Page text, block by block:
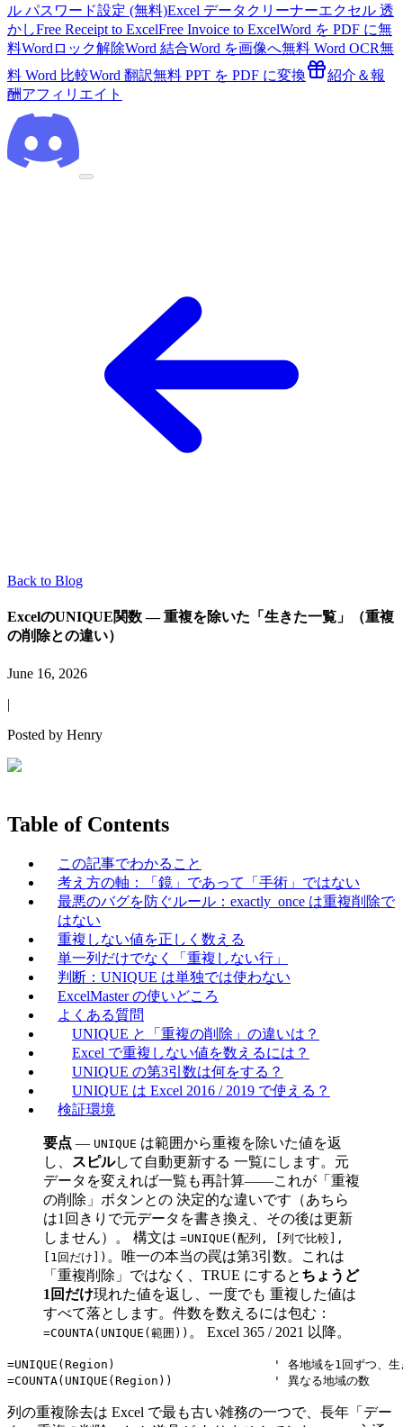
ル パスワード設定 (無料)Excel データクリーナーエクセル 透
かしFree Receipt to ExcelFree Invoice to ExcelWord を PDF に無
料Wordロック解除Word 結合Word を画像へ無料 Word OCR無
料 Word 比較Word 翻訳無料 PPT を PDF に変換
紹介＆報
酬アフィリエイト
Back to Blog
ExcelのUNIQUE関数 — 重複を除いた「生きた一覧」（重複
の削除との違い）
June 16, 2026
|
Posted by Henry
Table of Contents
この記事でわかること
考え方の軸：「鏡」であって「手術」ではない
最悪のバグを防ぐルール：exactly_once は重複削除で
はない
重複しない値を正しく数える
単一列だけでなく「重複しない行」
判断：UNIQUE は単独では使わない
ExcelMaster の使いどころ
よくある質問
UNIQUE と「重複の削除」の違いは？
Excel で重複しない値を数えるには？
UNIQUE の第3引数は何をする？
UNIQUE は Excel 2016 / 2019 で使える？
検証環境
要点 — UNIQUE は範囲から重複を除いた値を返
し、
スピルして自動更新する 一覧にします。元
データを変えれば一覧も再計算——これが「重複
の削除」ボタンとの 決定的な違いです（あちら
は1回きりで元データを書き換え、その後は更新
しません）。 構文は =UNIQUE(配列, [列で比較],
[1回だけ]) 。唯一の本当の罠は第3引数。これは
「重複削除」ではなく、TRUE にすると ちょうど
1回だけ現れた値を返し、一度でも 重複した値は
すべて落とします。件数を数えるには包む：
=COUNTA(UNIQUE(範囲)) 。 Excel 365 / 2021 以降。
=UNIQUE(Region)                      ' 各地域を1回ずつ、生き
列の重複除去は Excel で最も古い雑務の一つで、長年「デー